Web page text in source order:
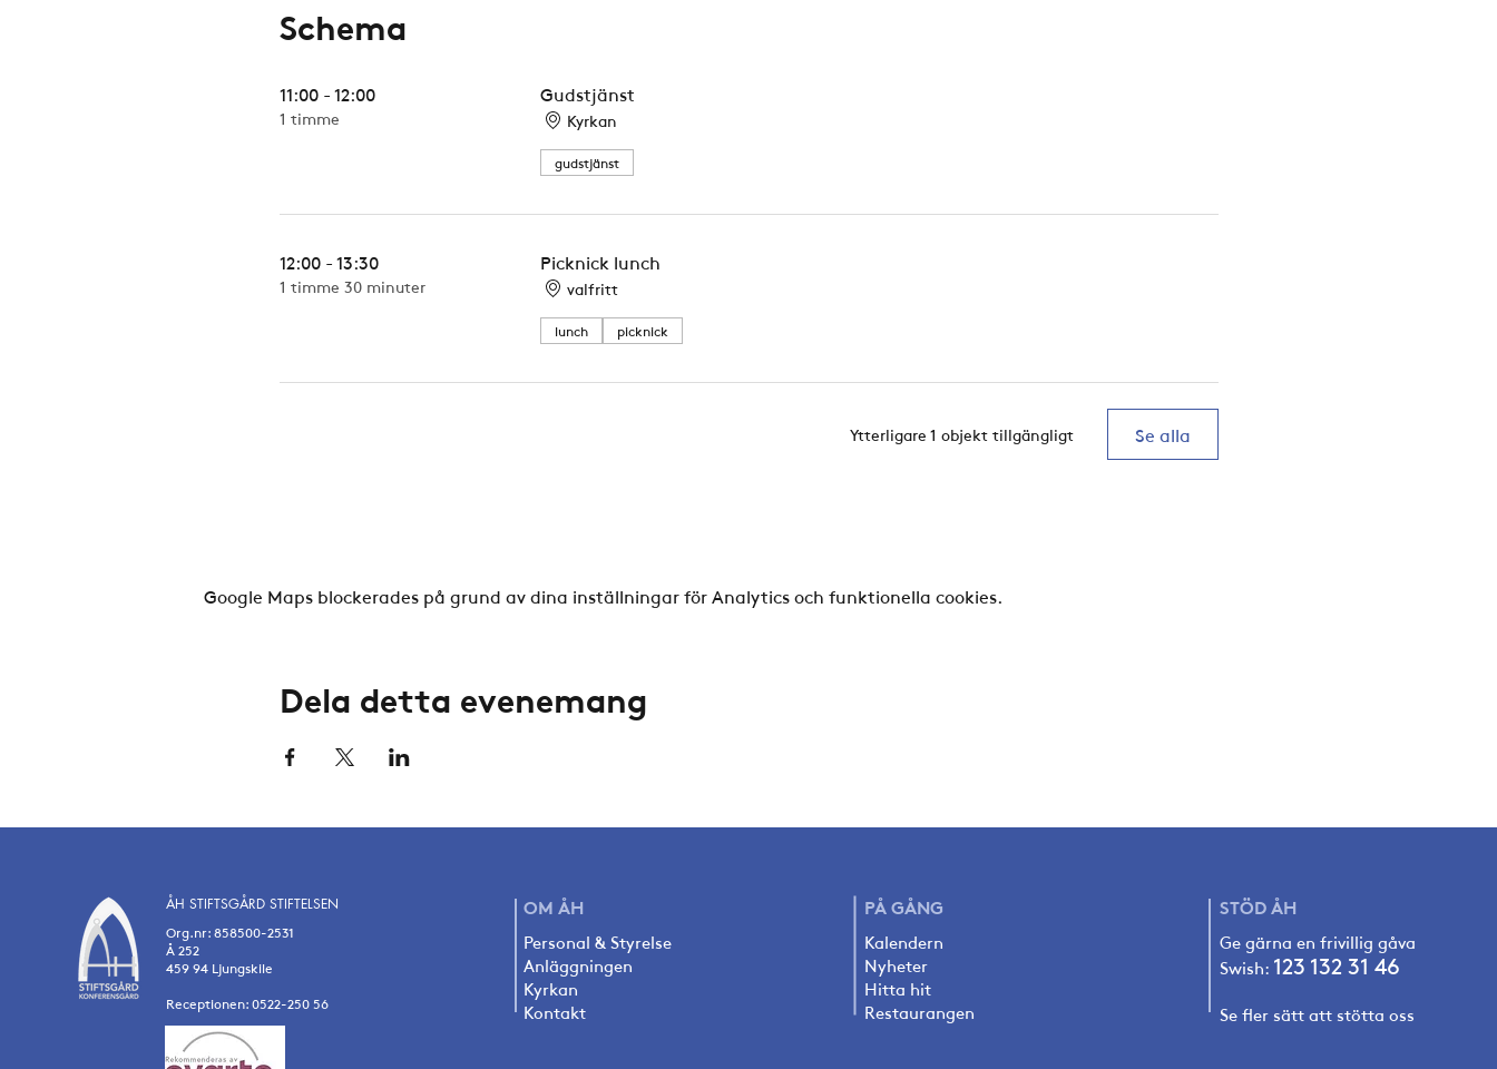
Schema
11:00 - 12:00
1 timme
Gudstjänst
Kyrkan
gudstjänst
12:00 - 13:30
1 timme 30 minuter
Picknick lunch
valfritt
lunch picknick
Ytterligare 1 objekt tillgängligt Se alla
Google Maps blockerades på grund av dina inställningar för Analytics och funktionella cookies.
Dela detta evenemang
ÅH STIFTSGÅRD STIFTELSEN
Org.nr: 858500-2531
Å 252
459 94 Ljungskile
Receptionen: 0522-250 56
OM ÅH
Personal & Styrelse
Anläggningen
Kyrkan
Kontakt
PÅGÅNG
Kalendern
Nyheter
Hitta hit
Restaurangen
STÖDÅH
Ge gärna en frivillig gåva
Swish: 123 132 31 46
Se fler sätt att stötta oss